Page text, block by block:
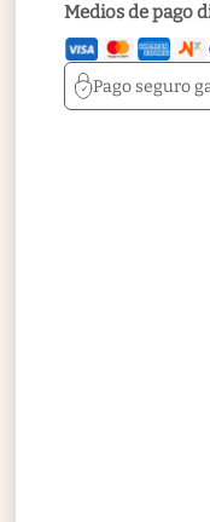
Medios de pago
Pago seguro